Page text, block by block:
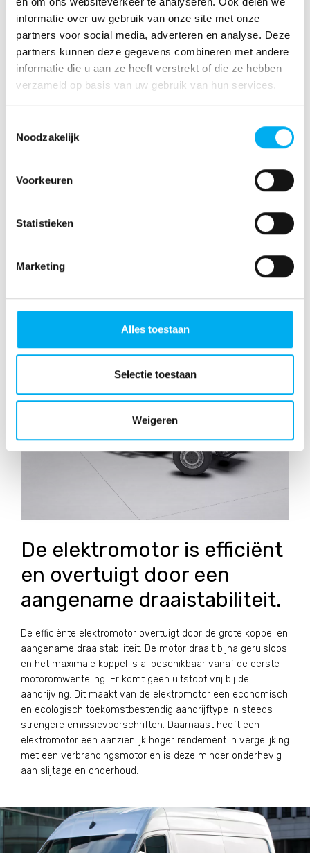
informatie over uw gebruik van onze site met onze
partners voor social media, adverteren en analyse. Deze
partners kunnen deze gegevens combineren met andere
informatie die u aan ze heeft verstrekt of die ze hebben
verzameld op basis van uw gebruik van hun services.
Noodzakelijk
Voorkeuren
Statistieken
Marketing
Alles toestaan
Selectie toestaan
Weigeren
groot als u van de Sprinter
standaard (A2), met hoog dak. Afhankelijk van het
kWh tot 890 kg bij 47 kWh bruikbare accucapaciteit. Ook
voor de eSprinter zijn er uitrustingen beschikbaar waardoor
De elektromotor is efficiënt
en overtuigt door een
aangename draaistabiliteit.
De efficiënte elektromotor overtuigt door de grote koppel en
aangename draaistabiliteit. De motor draait bijna geruisloos
en het maximale koppel is al beschikbaar vanaf de eerste
motoromwenteling. Er komt geen uitstoot vrij bij de
aandrijving. Dit maakt van de elektromotor een economisch
en ecologisch toekomstbestendig aandrijftype in steeds
strengere emissievoorschriften. Daarnaast heeft een
elektromotor een aanzienlijk hoger rendement in vergelijking
met een verbrandingsmotor en is deze minder onderhevig
aan slijtage en onderhoud.